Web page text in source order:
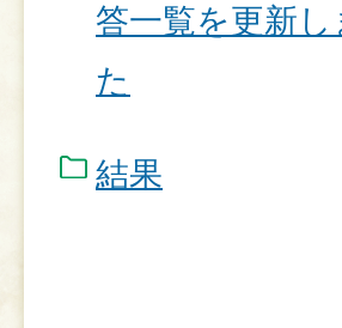
答一覧を更新し
た
結果